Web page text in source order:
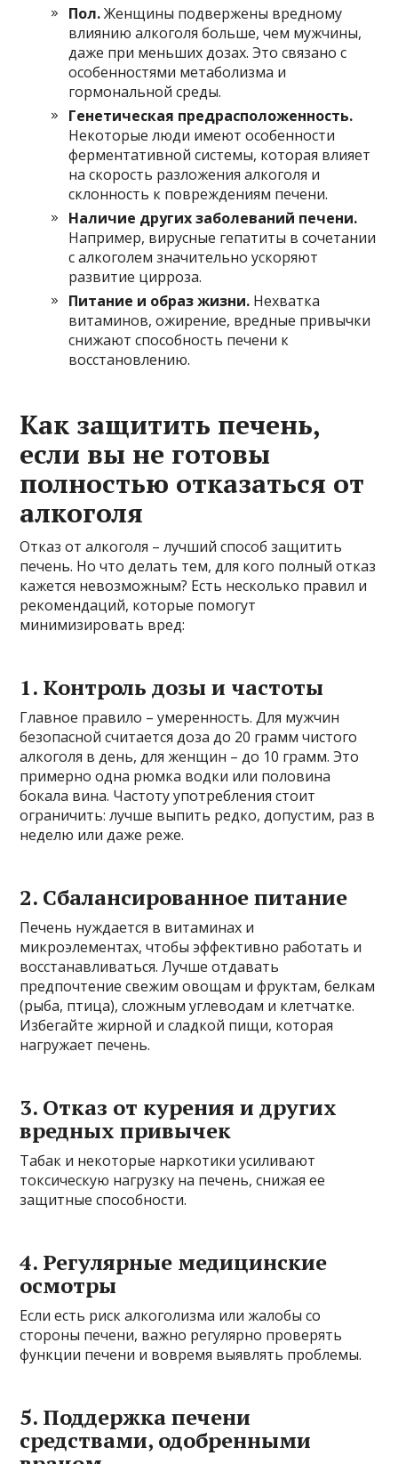
Пол.Женщины подвержены вредному
влиянию алкоголя больше, чем мужчины,
даже при меньших дозах. Это связано с
особенностями метаболизма и
гормональной среды.
Генетическая предрасположенность.
Некоторые люди имеют особенности
ферментативной системы, которая влияет
на скорость разложения алкоголя и
склонность к повреждениям печени.
Наличие других заболеваний печени.
Например, вирусные гепатиты в сочетании
с алкоголем значительно ускоряют
развитие цирроза.
Питание и образ жизни. Нехватка
витаминов, ожирение, вредные привычки
снижают способность печени к
восстановлению.
Как защитить печень,
если вы не готовы
полностью отказаться от
алкоголя
Отказ от алкоголя – лучший способ защитить
печень. Но что делать тем, для кого полный отказ
кажется невозможным? Есть несколько правил и
рекомендаций, которые помогут
минимизировать вред:
1. Контроль дозы и частоты
Главное правило – умеренность. Для мужчин
безопасной считается доза до 20 грамм чистого
алкоголя в день, для женщин – до 10 грамм. Это
примерно одна рюмка водки или половина
бокала вина. Частоту употребления стоит
ограничить: лучше выпить редко, допустим, раз в
неделю или даже реже.
2. Сбалансированное питание
Печень нуждается в витаминах и
микроэлементах, чтобы эффективно работать и
восстанавливаться. Лучше отдавать
предпочтение свежим овощам и фруктам, белкам
(рыба, птица), сложным углеводам и клетчатке.
Избегайте жирной и сладкой пищи, которая
нагружает печень.
3. Отказ от курения и других
вредных привычек
Табак и некоторые наркотики усиливают
токсическую нагрузку на печень, снижая ее
защитные способности.
4. Регулярные медицинские
осмотры
Если есть риск алкоголизма или жалобы со
стороны печени, важно регулярно проверять
функции печени и вовремя выявлять проблемы.
5. Поддержка печени
средствами, одобренными